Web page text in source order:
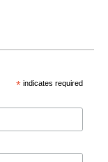
* indicates required